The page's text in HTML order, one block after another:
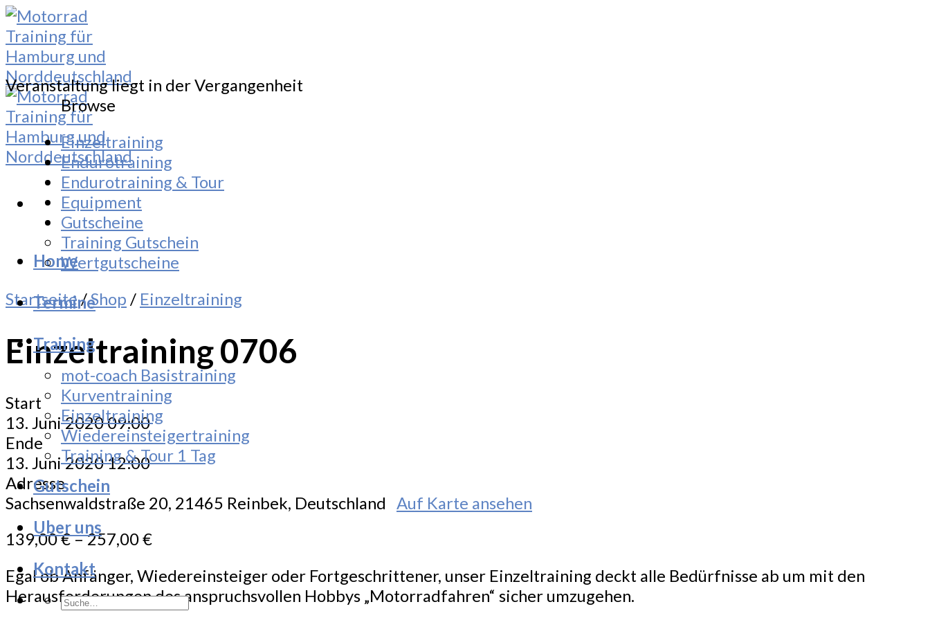
Skip
to
content
Home
Termine
Training
mot-coach Basistraining
Kurventraining
Einzeltraining
Wiedereinsteigertraining
Training & Tour 1 Tag
Gutschein
Uber uns
Kontakt
Suche
Veranstaltung liegt in der Vergangenheit
Startseite /Shop / Einzeltraining
Einzeltraining 0706
Start
13. Juni 2020 09:00
Ende
13. Juni 2020 12:00
Adresse
Sachsenwaldstraße 20, 21465 Reinbek, Deutschland Auf Karte ansehen
139,00€–257,00€
Egal ob Anfänger, Wiedereinsteiger oder Fortgeschrittener, unser Einzeltraining deckt alle Bedürfnisse ab um mit den
Herausforderungen des anspruchsvollen Hobbys „Motorradfahren“ sicher umzugehen.
Browse
Einzeltraining
Endurotraining
Endurotraining & Tour
Equipment
Gutscheine
Training Gutschein
Wertgutscheine